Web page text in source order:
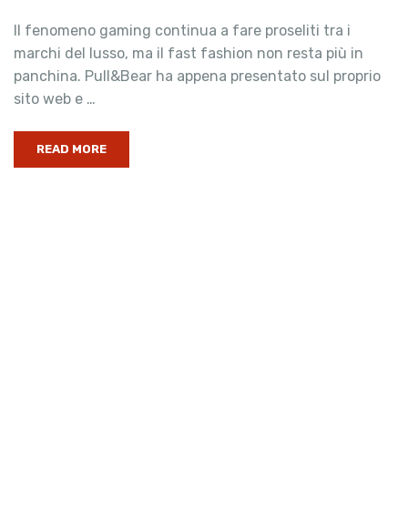
Il fenomeno gaming continua a fare proseliti tra i
marchi del lusso, ma il fast fashion non resta più in
panchina. Pull&Bear ha appena presentato sul proprio
sito web e …
READ MORE